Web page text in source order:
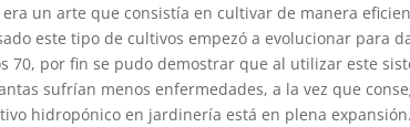
un arte que consistía en cultivar de manera
este tipo de cultivos empezó a evolucionar para
70, por fin se pudo demostrar que al utilizar este
sufrían menos enfermedades, a la vez que
hidropónico en jardinería está en plena